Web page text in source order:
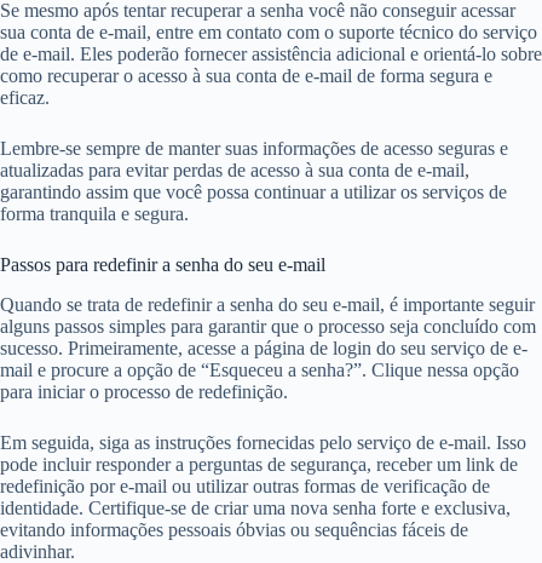
Se mesmo após tentar recuperar a senha você não conseguir acessar
sua conta de e-mail, entre em contato com o suporte técnico do serviço
de e-mail. Eles poderão fornecer assistência adicional e orientá-lo sobre
como recuperar o acesso à sua conta de e-mail de forma segura e
eficaz.
Lembre-se sempre de manter suas informações de acesso seguras e
atualizadas para evitar perdas de acesso à sua conta de e-mail,
garantindo assim que você possa continuar a utilizar os serviços de
forma tranquila e segura.
Passos para redefinir a senha do seu e-mail
Quando se trata de redefinir a senha do seu e-mail, é importante seguir
alguns passos simples para garantir que o processo seja concluído com
sucesso. Primeiramente, acesse a página de login do seu serviço de e-
mail e procure a opção de “Esqueceu a senha?”. Clique nessa opção
para iniciar o processo de redefinição.
Em seguida, siga as instruções fornecidas pelo serviço de e-mail. Isso
pode incluir responder a perguntas de segurança, receber um link de
redefinição por e-mail ou utilizar outras formas de verificação de
identidade. Certifique-se de criar uma nova senha forte e exclusiva,
evitando informações pessoais óbvias ou sequências fáceis de
adivinhar.